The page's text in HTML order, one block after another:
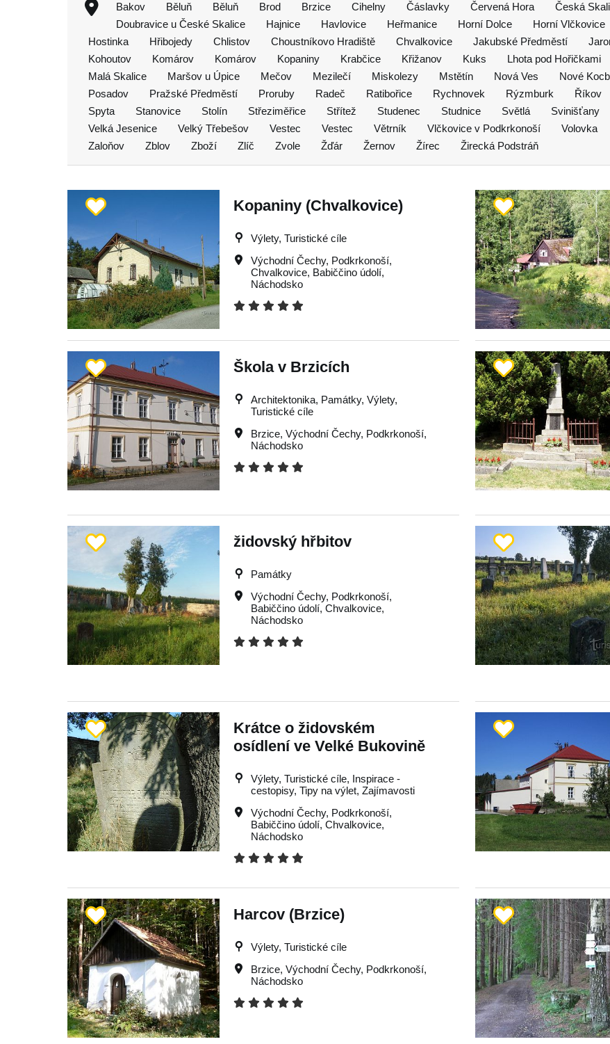
Bakov Běluň Běluň Brod Brzice Cihelny Čáslavky Červená Hora Česká
Doubravice u České Skalice
Hajnice Havlovice Heřmanice Horní Dolce Horní Vlčkovice
Hostinka
Hřibojedy Chlistov Choustníkovo Hradiště Chvalkovice Jakubské Předměstí
Kohoutov
Komárov Komárov Kopaniny Krabčice Křižanov Kuks Lhota pod Hořičkami
Malá Skalice
Maršov u Úpice Mečov Mezilečí Miskolezy Mstětín Nová Ves Nové
Posadov
Pražské Předměstí Proruby Radeč Ratibořice Rychnovek Rýzmburk Říkov
Spyta
Stanovice Stolín Střeziměřice Střítež Studenec Studnice Světlá Svinišťany
Velká Jesenice
Velký Třebešov Vestec Vestec Větrník Vlčkovice v Podkrkonoší Volovka
Zaloňov
Zblov Zboží Zlíč Zvole Žďár Žernov Žírec Žirecká Podstráň
Kopaniny (Chvalkovice)
Výlety, Turistické cíle
Východní Čechy, Podkrkonoší,
Chvalkovice, Babiččino údolí,
Náchodsko
Škola v Brzicích
Architektonika, Památky, Výlety,
Turistické cíle
Brzice,Východní Čechy, Podkrkonoší,
Náchodsko
židovský hřbitov
Památky
Východní Čechy, Podkrkonoší,
Babiččino údolí,Chvalkovice,
Náchodsko
Krátce o židovském
osídlení ve Velké Bukovině
Výlety, Turistické cíle, Inspirace -
cestopisy, Tipy na výlet, Zajímavosti
Východní Čechy, Podkrkonoší,
Babiččino údolí,Chvalkovice,
Náchodsko
Harcov (Brzice)
Výlety, Turistické cíle
Brzice,Východní Čechy, Podkrkonoší,
Náchodsko